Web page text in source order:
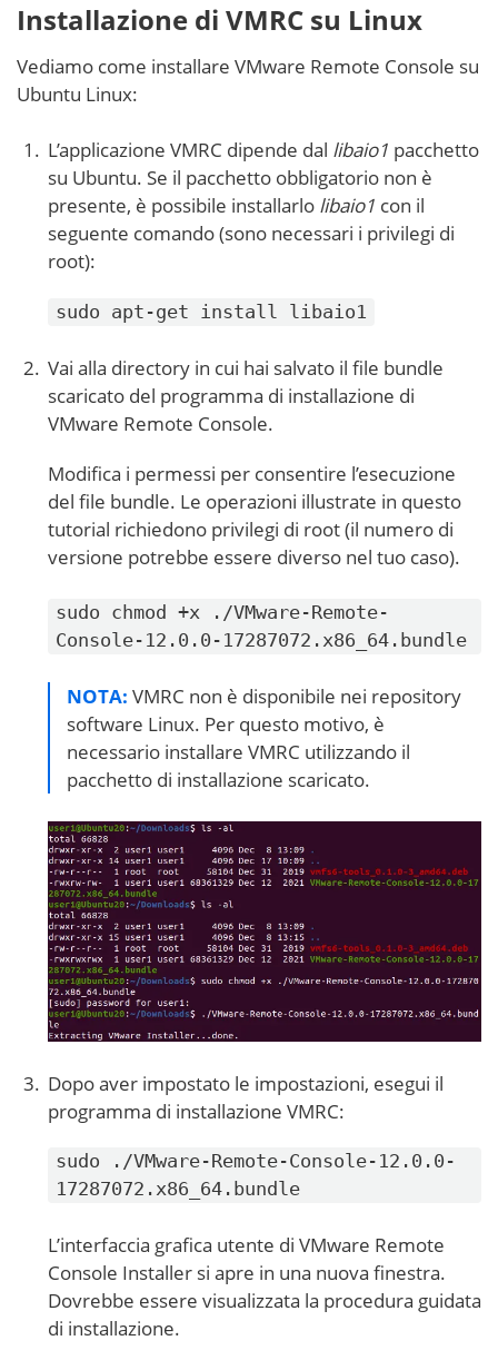
Installazione di VMRC su Linux
Vediamo come installare VMware Remote Console su
Ubuntu Linux:
L’applicazione VMRC dipende dal libaio1 pacchetto
su Ubuntu. Se il pacchetto obbligatorio non è
presente, è possibile installarlo libaio1 con il
seguente comando (sono necessari i privilegi di
root):
sudo apt-get install libaio1
Vai alla directory in cui hai salvato il file bundle
scaricato del programma di installazione di
VMware Remote Console.
Modifica i permessi per consentire l’esecuzione
del file bundle. Le operazioni illustrate in questo
tutorial richiedono privilegi di root (il numero di
versione potrebbe essere diverso nel tuo caso).
sudo chmod +x ./VMware-Remote-
Console-12.0.0-17287072.x86_64.bundle
NOTA: VMRC non è disponibile nei repository
software Linux. Per questo motivo, è
necessario installare VMRC utilizzando il
pacchetto di installazione scaricato.
Dopo aver impostato le impostazioni, esegui il
programma di installazione VMRC:
sudo ./VMware-Remote-Console-12.0.0-
17287072.x86_64.bundle
L’interfaccia grafica utente di VMware Remote
Console Installer si apre in una nuova finestra.
Dovrebbe essere visualizzata la procedura guidata
di installazione.